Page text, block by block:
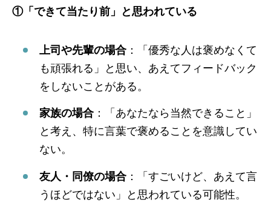
①「できて当たり前」と思われている
上司や先輩の場合 ：「優秀な人は褒めなくて
も頑張れる」と思い、あえてフィードバック
をしないことがある。
家族の場合 ：「あなたなら当然できること」
と考え、特に言葉で褒めることを意識してい
ない。
友人・同僚の場合 ：「すごいけど、あえて言
うほどではない」と思われている可能性。